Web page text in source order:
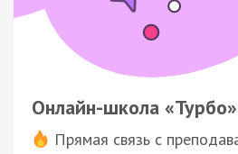
Онлайн-школа «Турбо»
Прямая связь с